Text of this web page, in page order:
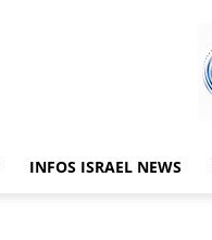
INFOS ISRAEL NEWS